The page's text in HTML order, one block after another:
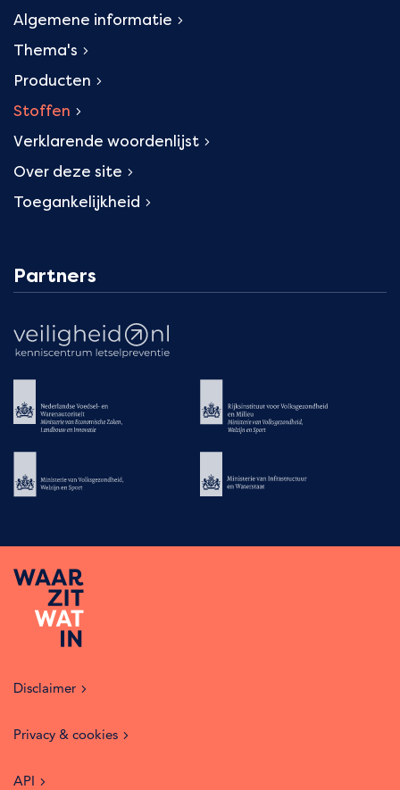
Algemene informatie
Thema's
Producten
Stoffen
Verklarende woordenlijst
Over deze site
Toegankelijkheid
Partners
Disclaimer
Privacy & cookies
API